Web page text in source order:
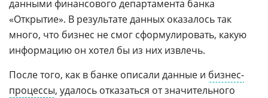
данными финансового департамента банка
«Открытие». В результате данных оказалось так
много, что бизнес не смог сформулировать, какую
информацию он хотел бы из них извлечь.
После того, как в банке описали данные и бизнес-
процессы, удалось отказаться от значительного